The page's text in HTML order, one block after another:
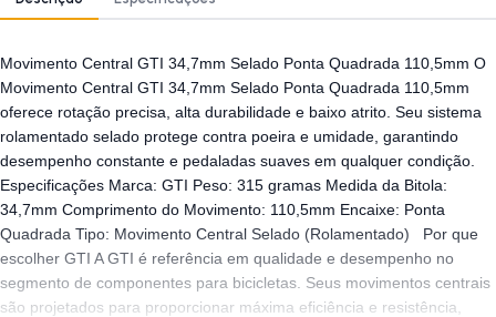
Movimento Central GTI 34,7mm Selado Ponta Quadrada 110,5mm O
Movimento Central GTI 34,7mm Selado Ponta Quadrada 110,5mm
oferece rotação precisa, alta durabilidade e baixo atrito. Seu sistema
rolamentado selado protege contra poeira e umidade, garantindo
desempenho constante e pedaladas suaves em qualquer condição.
Especificações Marca: GTI Peso: 315 gramas Medida da Bitola:
34,7mm Comprimento do Movimento: 110,5mm Encaixe: Ponta
Quadrada Tipo: Movimento Central Selado (Rolamentado) Por que
escolher GTI A GTI é referência em qualidade e desempenho no
segmento de componentes para bicicletas. Seus movimentos centrais
são projetados para proporcionar máxima eficiência e resistência,